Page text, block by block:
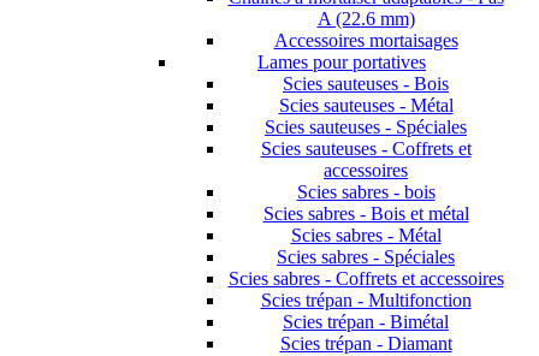
A (22.6 mm)
Accessoires mortaisages
Lames pour portatives
Scies sauteuses - Bois
Scies sauteuses - Métal
Scies sauteuses - Spéciales
Scies sauteuses - Coffrets et
accessoires
Scies sabres - bois
Scies sabres - Bois et métal
Scies sabres - Métal
Scies sabres - Spéciales
Scies sabres - Coffrets et accessoires
Scies trépan - Multifonction
Scies trépan - Bimétal
Scies trépan - Diamant